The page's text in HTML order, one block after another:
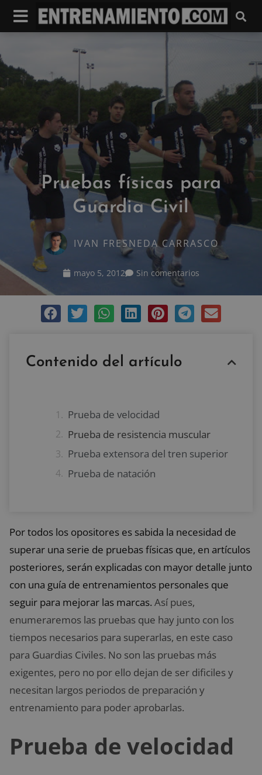
Pruebas físicas para
Guardia Civil
IVAN FRESNEDA CARRASCO
mayo 5, 2012 Sin comentarios
Contenido del artículo
Prueba de velocidad
Prueba de resistencia muscular
Prueba extensora del tren superior
Prueba de natación
Por todos los opositores es sabida la necesidad de
superar una serie de pruebas físicas que, en artículos
posteriores, serán explicadas con mayor detalle junto
con una guía de entrenamientos personales que
seguir para mejorar las marcas. Así pues,
enumeraremos las pruebas que hay junto con los
tiempos necesarios para superarlas, en este caso
para Guardias Civiles. No son las pruebas más
exigentes, pero no por ello dejan de ser dificiles y
necesitan largos periodos de preparación y
entrenamiento para poder aprobarlas.
Prueba de velocidad